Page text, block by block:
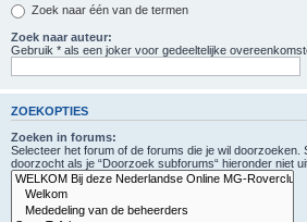
Zoek naar één van de termen
Zoek naar auteur:
Gebruik * als een joker voor gedeeltelijke
ZOEKOPTIES
Zoeken in forums:
Selecteer het forum of de forums die je wil doorzoeken.
doorzocht als je “Doorzoek subforums“ hieronder niet